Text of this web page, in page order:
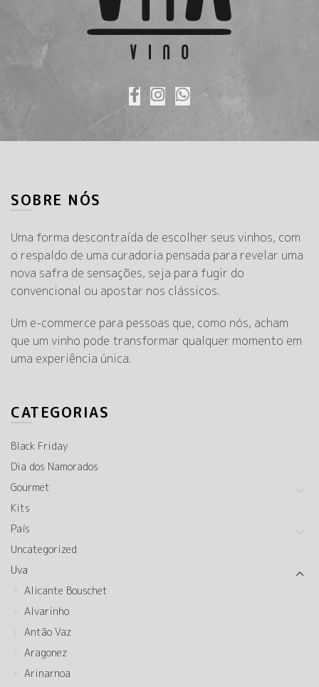
SOBRE NÓS
Uma forma descontraída de escolher seus vinhos, com
o respaldo de uma curadoria pensada para revelar uma
nova safra de sensações, seja para fugir do
convencional ou apostar nos clássicos.
Um e-commerce para pessoas que, como nós, acham
que um vinho pode transformar qualquer momento em
uma experiência única.
CATEGORIAS
Black Friday
Dia dos Namorados
Gourmet
Kits
País
Uncategorized
Uva
Alicante Bouschet
Alvarinho
Antão Vaz
Aragonez
Arinarnoa